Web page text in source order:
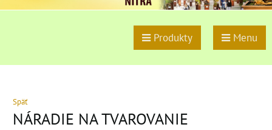
Produkty Menu
Späť
NÁRADIE NA TVAROVANIE